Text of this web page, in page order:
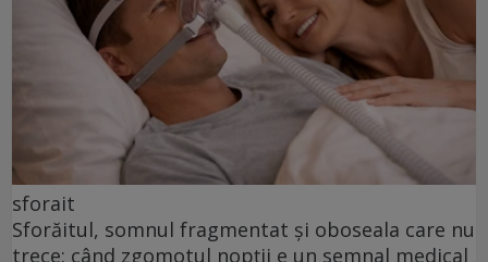
sforait
Sforăitul, somnul fragmentat și oboseala care nu
trece: când zgomotul nopții e un semnal medical